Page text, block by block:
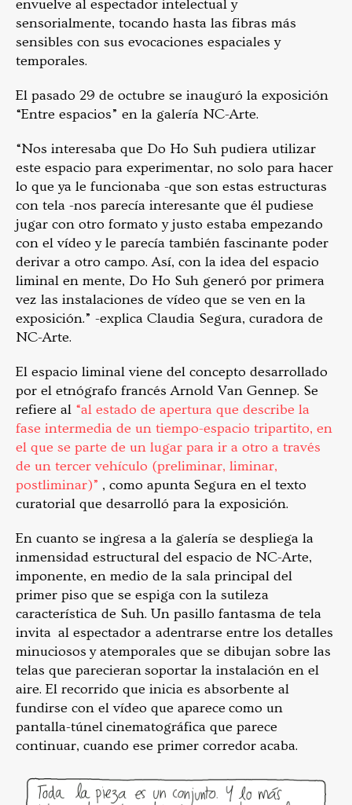
envuelve al espectador intelectual y
sensorialmente, tocando hasta las fibras más
sensibles con sus evocaciones espaciales y
temporales.
El pasado 29 de octubre se inauguró la exposición
“Entre espacios” en la galería NC-Arte.
“Nos interesaba que Do Ho Suh pudiera utilizar
este espacio para experimentar, no solo para hacer
lo que ya le funcionaba -que son estas estructuras
con tela -nos parecía interesante que él pudiese
jugar con otro formato y justo estaba empezando
con el vídeo y le parecía también fascinante poder
derivar a otro campo. Así, con la idea del espacio
liminal en mente, Do Ho Suh generó por primera
vez las instalaciones de vídeo que se ven en la
exposición.” -explica Claudia Segura, curadora de
NC-Arte.
El espacio liminal viene del concepto desarrollado
por el etnógrafo francés Arnold Van Gennep. Se
refiere al “al estado de apertura que describe la
fase intermedia de un tiempo-espacio tripartito, en
el que se parte de un lugar para ir a otro a través
de un tercer vehículo (preliminar, liminar,
postliminar)” , como apunta Segura en el texto
curatorial que desarrolló para la exposición.
En cuanto se ingresa a la galería se despliega la
inmensidad estructural del espacio de NC-Arte,
imponente, en medio de la sala principal del
primer piso que se espiga con la sutileza
característica de Suh. Un pasillo fantasma de tela
invita al espectador a adentrarse entre los detalles
minuciosos y atemporales que se dibujan sobre las
telas que parecieran soportar la instalación en el
aire. El recorrido que inicia es absorbente al
fundirse con el vídeo que aparece como un
pantalla-túnel cinematográfica que parece
continuar, cuando ese primer corredor acaba.